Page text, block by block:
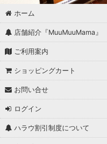
ホーム
店舗紹介『MuuMuuMama』
ご利用案内
ショッピングカート
お問い合せ
ログイン
ハラウ割引制度について